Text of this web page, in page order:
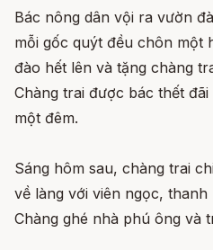
Bác nông dân vội ra vườn
mỗi gốc quýt đều chôn một
đào hết lên và tặng chàng
Chàng trai được bác thết
một đêm.
Sáng hôm sau, chàng trai
về làng với viên ngọc,
Chàng ghé nhà phú ông và